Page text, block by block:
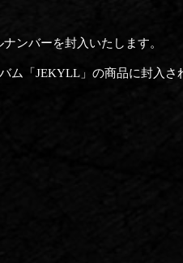
ンバーを封入いたします。
ム「JEKYLL」の商品に封入